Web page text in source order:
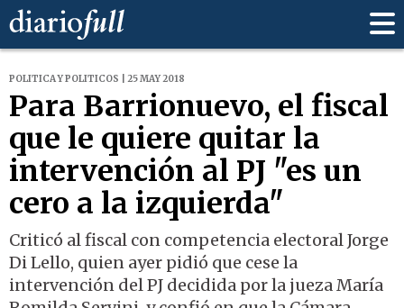
POLITICA Y POLITICOS | 25 MAY 2018
Para Barrionuevo, el fiscal
que le quiere quitar la
intervención al PJ "es un
cero a la izquierda"
Criticó al fiscal con competencia electoral Jorge
Di Lello, quien ayer pidió que cese la
intervención del PJ decidida por la jueza María